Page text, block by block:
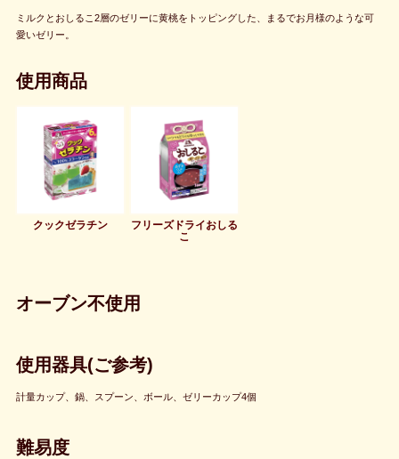
ミルクとおしるこ2層のゼリーに黄桃をトッピングした、まるでお月様のような可
愛いゼリー。
使用商品
クックゼラチン
フリーズドライおしる
こ
オーブン不使用
使用器具(ご参考)
計量カップ、鍋、スプーン、ボール、ゼリーカップ4個
難易度